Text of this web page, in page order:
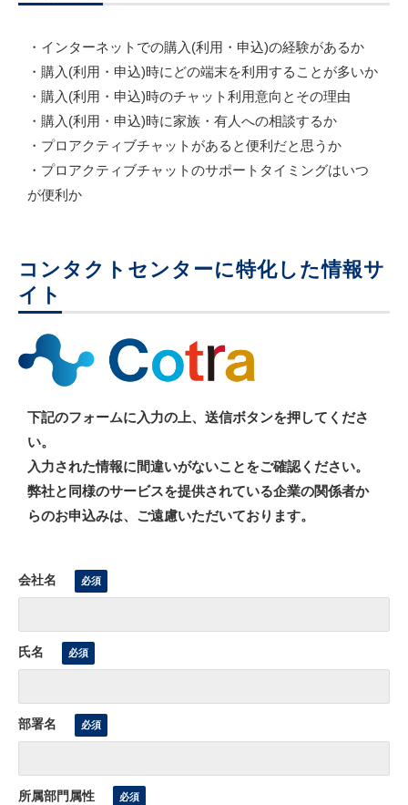
・インターネットでの購入(利用・申込)の経験があるか
・購入(利用・申込)時にどの端末を利用することが多いか
・購入(利用・申込)時のチャット利用意向とその理由
・購入(利用・申込)時に家族・有人への相談するか
・プロアクティブチャットがあると便利だと思うか
・プロアクティブチャットのサポートタイミングはいつ
が便利か
コンタクトセンターに特化した情報サ
イト
下記のフォームに入力の上、送信ボタンを押してくださ
い。
入力された情報に間違いがないことをご確認ください。
弊社と同様のサービスを提供されている企業の関係者か
らのお申込みは、ご遠慮いただいております。
会社名
氏名
部署名
所属部門属性